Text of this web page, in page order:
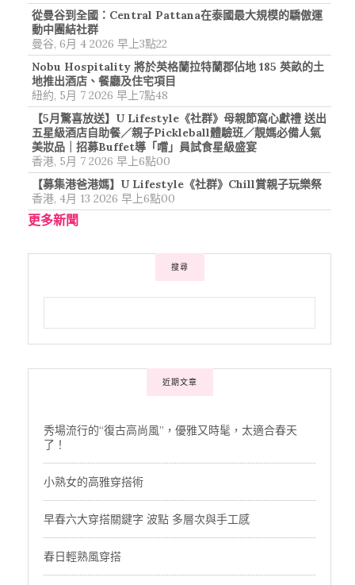
從曼谷到全國：Central Pattana在泰國最大規模的驕傲運
動中團結社群
曼谷, 6月 4 2026 早上3點22
Nobu Hospitality 將於英格蘭拉特蘭郡佔地 185 英畝的土
地推出酒店、餐廳及住宅項目
紐約, 5月 7 2026 早上7點48
【5月驚喜放送】U Lifestyle《社群》母親節窩心獻禮 送出
五星級酒店自助餐／親子Pickleball體驗班／靚媽必備人氣
美妝品｜招募Buffet導「嚐」員試食星級盛宴
香港, 5月 7 2026 早上6點00
【募集港爸港媽】U Lifestyle《社群》Chill賞親子玩樂祭
香港, 4月 13 2026 早上6點00
更多新聞
搜尋
近期文章
秀場流行的“復古高尚風”，優雅又時髦，太適合春天
了！
小熟女的高雅穿搭術
早春六大穿搭關鍵字 波點 多層次與手工感
春日輕熟風穿搭